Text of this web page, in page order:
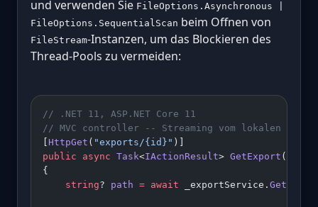
und verwenden Sie FileOptions.Asynchronous |
FileOptions.SequentialScan beim Offnen von
FileStream-Instanzen, um das Blockieren des
Thread-Pools zu vermeiden:
// .NET 11, ASP.NET Core 11
// MVC controller -- Streaming vom lokalen
HttpGet ( "exports/{id}" )]
public async Task<IActionResult> GetExport (
{
    string
? path = await _exportService.